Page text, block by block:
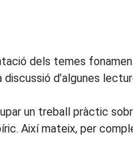
dels temes
d’algunes
un treball pràctic
Així mateix, per